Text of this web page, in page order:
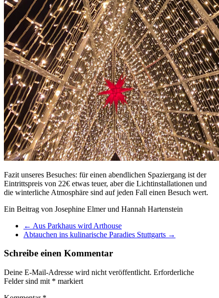
Fazit unseres Besuches: für einen abendlichen Spaziergang ist der
Eintrittspreis von 22€ etwas teuer, aber die Lichtinstallationen und
die winterliche Atmosphäre sind auf jeden Fall einen Besuch wert.
Ein Beitrag von Josephine Elmer und Hannah Hartenstein
← Aus Parkhaus wird Arthouse
Abtauchen ins kulinarische Paradies Stuttgarts →
Schreibe einen Kommentar
Deine E-Mail-Adresse wird nicht veröffentlicht. Erforderliche
Felder sind mit * markiert